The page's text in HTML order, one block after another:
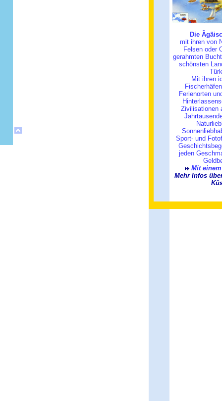
Die
mit ihren von
Felsen oder
gerahmten
schönsten
Mit ihren
Ferienorten
Zivilisationen
Sport- und
jeden
Mit
Mehr Infos